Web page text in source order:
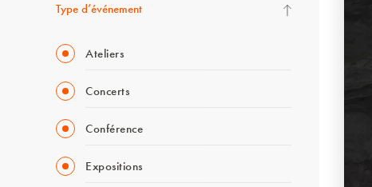
Type d’événement
Ateliers
Concerts
Conférence
Expositions